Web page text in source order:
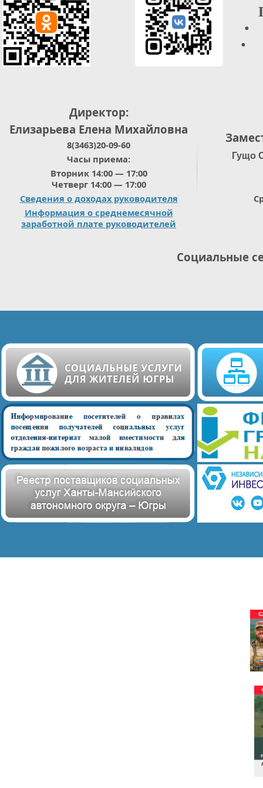
•
•
Директор:
Елизарьева Елена Михайловна
8(3463)20-09-60
Часы приема:
Вторник 14:00 — 17:00
Четверг 14:00 — 17:00
Сведения о доходах руководителя
Информация о среднемесячной
заработной плате руководителей
Гущо
Социальные